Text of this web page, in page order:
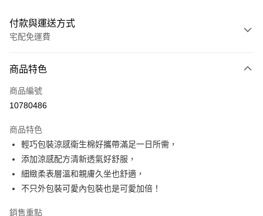
付款與運送方式
宅配免運費
全家線上支付
運送方式
本島宅配-活動商品
免運費
離島宅配-常溫商品
免運費
商品特色
商品編號
10780486
商品特色
輕巧包裝涼感衛生棉好攜帶滿足一日所需，
添加涼感配方清新透氣好舒服，
細緻柔表層溫和親膚久坐也舒適，
不只外包裝可愛內包裝也是可愛加倍！
銷售重點